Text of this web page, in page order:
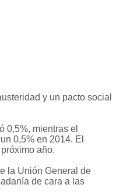
y un pacto social
0,5%, mientras el
0,5% en 2014. El
año.
la Unión General de
de cara a las